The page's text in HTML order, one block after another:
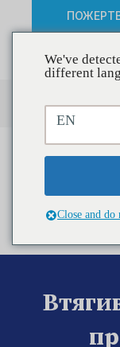
We've
different
EN
Close and do